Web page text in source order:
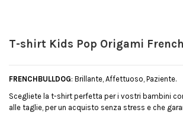
T-shirt Kids Pop Origami
FRENCHBULLDOG: Brillante, Affettuoso, Paziente.
Scegliete la t-shirt perfetta per i vostri bambini
alle taglie, per un acquisto senza stress e che